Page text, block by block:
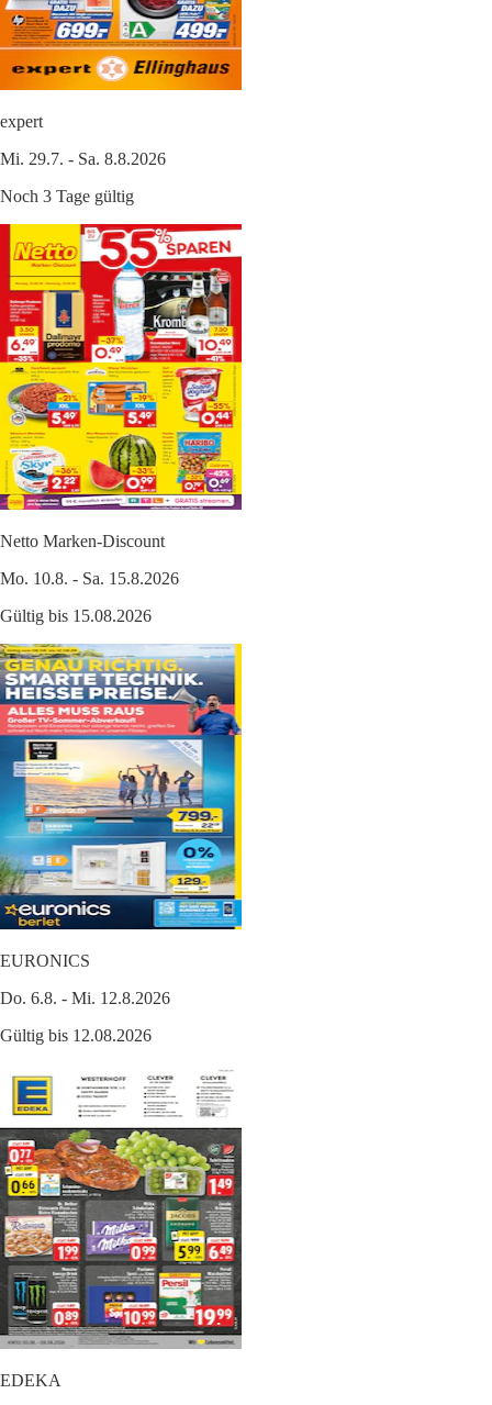
expert
Mi. 29.7. - Sa. 8.8.2026
Noch 3 Tage gültig
Netto Marken-Discount
Mo. 10.8. - Sa. 15.8.2026
Gültig bis 15.08.2026
EURONICS
Do. 6.8. - Mi. 12.8.2026
Gültig bis 12.08.2026
EDEKA